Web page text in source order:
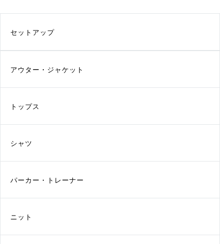
セットアップ
アウター・ジャケット
トップス
シャツ
パーカー・トレーナー
ニット